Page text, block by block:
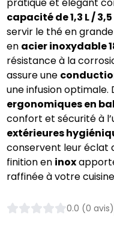
capacité de 1,3 L / 3,5
servir le thé en
en acier inoxydable
résistance à la
assure une
une infusion optimale.
ergonomiques en
confort et sécurité à
extérieures
conservent leur éclat
finition en inox
raffinée à votre
0.0 (0 avis)